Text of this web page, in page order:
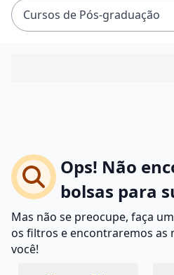
Cursos de Pós-graduação
Ops! Não
bolsas para
Mas não se preocupe, faça
os filtros e encontraremos as
você!